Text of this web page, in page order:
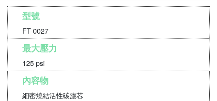
型號
FT-0027
最大壓力
125 psi
內容物
細密燒結活性碳濾芯